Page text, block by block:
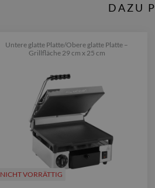
DAZU
Untere glatte Platte/Obere glatte Platte –
Grillfläche 29 cm x 25 cm
NICHT VORRÄTTIG